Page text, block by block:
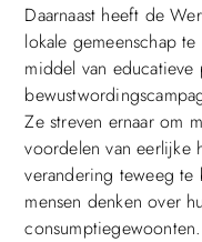
Daarnaast heeft de
lokale gemeenschap
middel van educatieve
Ze streven ernaar om
voordelen van eerlijke
verandering teweeg
mensen denken over
consumptiegewoonten.